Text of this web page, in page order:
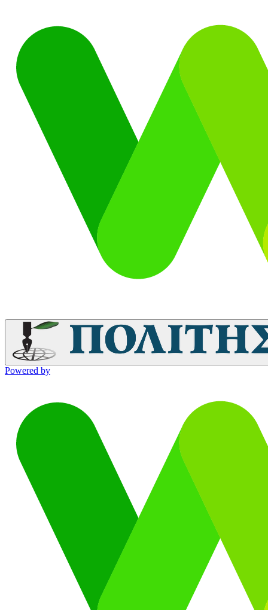
Powered by